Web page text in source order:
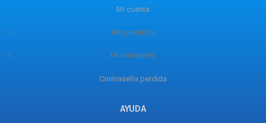
Mi cuenta
Mis pedidos
Mi monedero
Contraseña perdida
AYUDA